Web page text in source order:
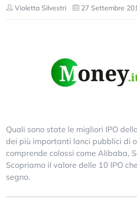
Violetta Silvestri 27 Settembre
Quali sono state le migliori IPO
dei più importanti lanci pubblici di
comprende colossi come Alibaba,
Scopriamo il valore delle 10 IPO
segno.